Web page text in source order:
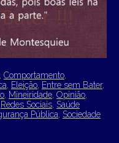
Comportamento
Eleição Entre sem Bater,
Mineiridade Opinião
Redes Sociais Saúde
Pública Sociedade